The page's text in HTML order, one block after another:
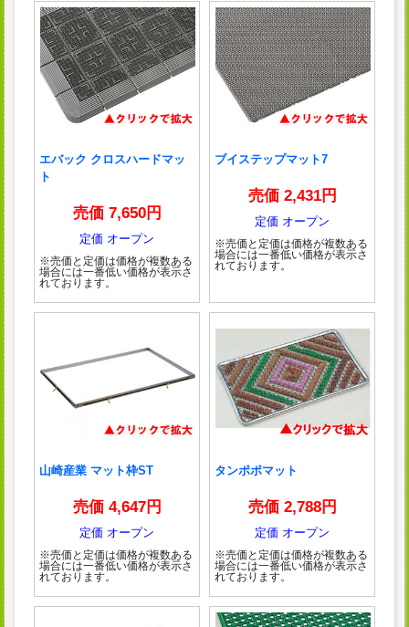
エバック クロスハードマッ
ト
売価 7,650円
定価 オープン
※売価と定価は価格が複数ある
場合には一番低い価格が表示さ
れております。
ブイステップマット7
売価 2,431円
定価 オープン
※売価と定価は価格が複数ある
場合には一番低い価格が表示さ
れております。
山崎産業 マット枠ST
売価 4,647円
定価 オープン
※売価と定価は価格が複数ある
場合には一番低い価格が表示さ
れております。
タンポポマット
売価 2,788円
定価 オープン
※売価と定価は価格が複数ある
場合には一番低い価格が表示さ
れております。